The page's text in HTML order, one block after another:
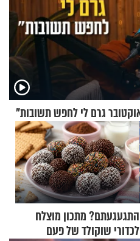
התגעגעתם? מתכון מוצלח
לכדורי שוקולד של פעם